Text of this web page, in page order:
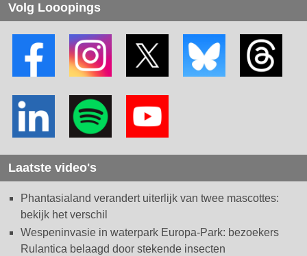
Volg Looopings
Laatste video's
Phantasialand verandert uiterlijk van twee mascottes:
bekijk het verschil
Wespeninvasie in waterpark Europa-Park: bezoekers
Rulantica belaagd door stekende insecten